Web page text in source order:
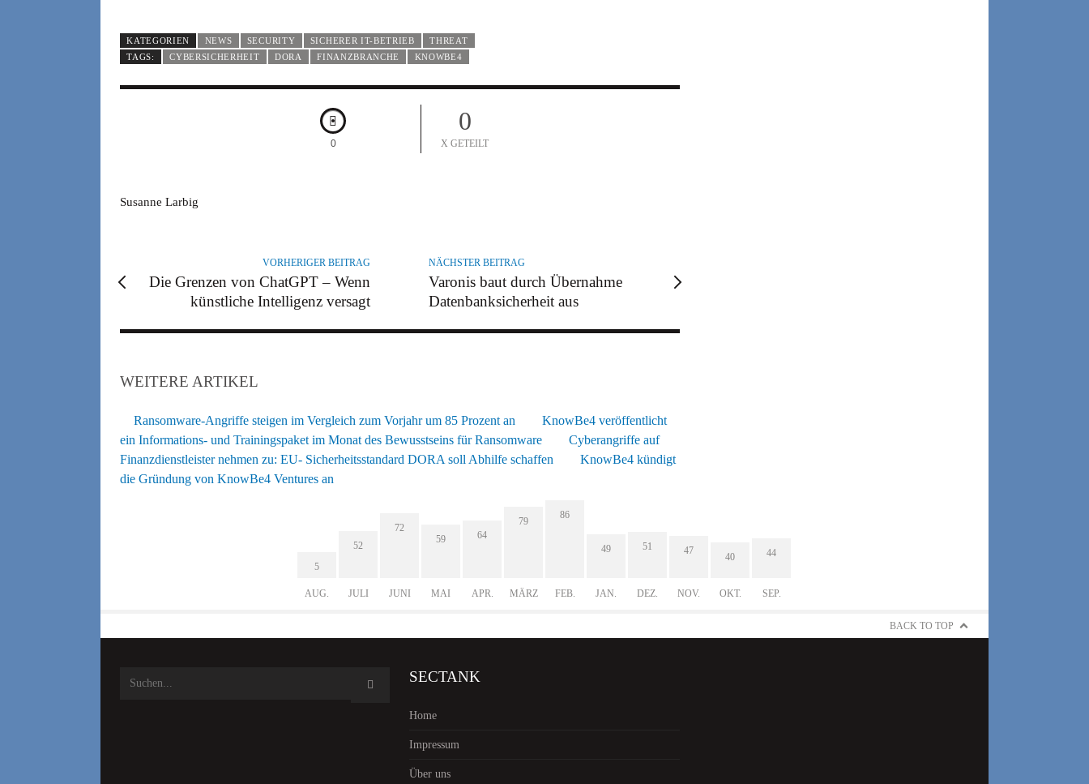
KATEGORIEN NEWS SECURITY SICHERER IT-BETRIEB
THREAT
TAGS:
CYBERSICHERHEIT DORA FINANZBRANCHE KNOWBE4
0
0
X GETEILT
A
R
Susanne Larbig
VORHERIGER BEITRAG
Die Grenzen von ChatGPT – Wenn
künstliche Intelligenz versagt
NÄCHSTER BEITRAG
Varonis baut durch Übernahme
Datenbanksicherheit aus
WEITERE ARTIKEL
Ransomware-Angriffe steigen im Vergleich zum Vorjahr um 85 Prozent an
KnowBe4 veröffentlicht
ein Informations- und Trainingspaket im Monat des Bewusstseins für Ransomware
Cyberangriffe auf
Finanzdienstleister nehmen zu: EU- Sicherheitsstandard DORA soll Abhilfe schaffen
KnowBe4 kündigt
die Gründung von KnowBe4 Ventures an
5
AUG.
52
JULI
72
JUNI
59
MAI
64
APR.
79
MÄRZ
86
FEB.
49
JAN.
51
DEZ.
47
NOV.
40
OKT.
44
SEP.
BACK TO TOP
SECTANK
Home
Impressum
Über uns